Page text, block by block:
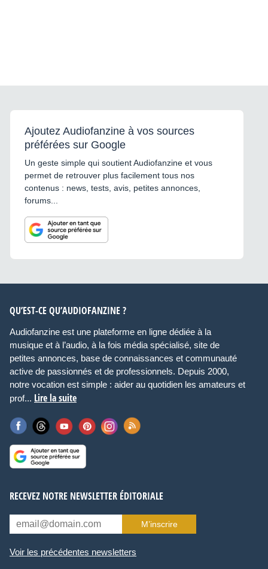
Ajoutez Audiofanzine à vos sources
préférées sur Google
Un geste simple qui soutient Audiofanzine et vous
permet de retrouver plus facilement tous nos
contenus : news, tests, avis, petites annonces,
forums...
QU’EST-CE QU’AUDIOFANZINE ?
Audiofanzine est une plateforme en ligne dédiée à la
musique et à l’audio, à la fois média spécialisé, site de
petites annonces, base de connaissances et communauté
active de passionnés et de professionnels. Depuis 2000,
notre vocation est simple : aider au quotidien les amateurs et
prof... Lire la suite
RECEVEZ NOTRE NEWSLETTER ÉDITORIALE
M’inscrire
Voir les précédentes newsletters